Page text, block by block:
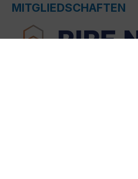
MITGLIEDSCHAFTEN